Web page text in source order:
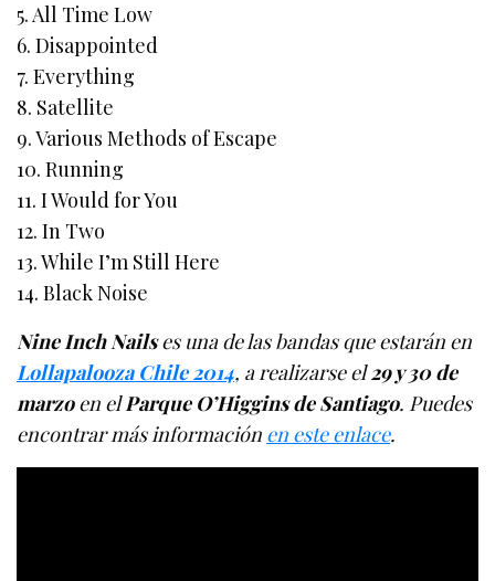
5. All Time Low
6. Disappointed
7. Everything
8. Satellite
9. Various Methods of Escape
10. Running
11. I Would for You
12. In Two
13. While I’m Still Here
14. Black Noise
Nine Inch Nailses una de las bandas que estarán en
Lollapalooza Chile 2014, a realizarse el29 y 30 de
marzoen elParque O’Higgins de Santiago. Puedes
encontrar más información en este enlace.